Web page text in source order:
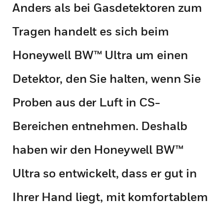
Anders als bei Gasdetektoren zum
Tragen handelt es sich beim
Honeywell BW™ Ultra um einen
Detektor, den Sie halten, wenn Sie
Proben aus der Luft in CS-
Bereichen entnehmen. Deshalb
haben wir den Honeywell BW™
Ultra so entwickelt, dass er gut in
Ihrer Hand liegt, mit komfortablem